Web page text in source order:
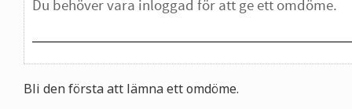
Bli den första att lämna ett omdöme.